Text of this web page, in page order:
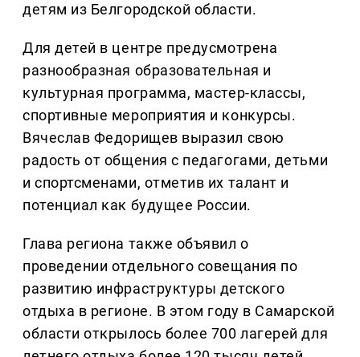
детям из Белгородской области.
Для детей в центре предусмотрена
разнообразная образовательная и
культурная программа, мастер-классы,
спортивные мероприятия и конкурсы.
Вячеслав Федорищев выразил свою
радость от общения с педагогами, детьми
и спортсменами, отметив их талант и
потенциал как будущее России.
Глава региона также объявил о
проведении отдельного совещания по
развитию инфраструктуры детского
отдыха в регионе. В этом году в Самарской
области открылось более 700 лагерей для